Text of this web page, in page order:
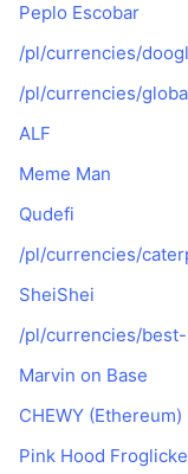
Peplo Escobar
/pl/currencies/
/pl/currencies/
ALF
Meme Man
Qudefi
/pl/currencies/
SheiShei
/pl/currencies/
Marvin on Base
CHEWY (Ethereum)
Pink Hood